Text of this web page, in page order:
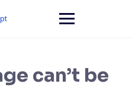
can’t be